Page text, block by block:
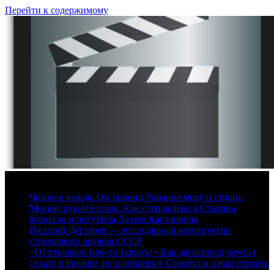
Перейти к содержимому
Человек вождя. Он привил Украине мову и строил
Москву руками зэков. Как слепая вера в Сталина
вознесла и погубила Лазаря Кагановича
Василий Дегтярев — легендарный конструктор
стрелкового оружия СССР
«От турчанок просто тащусь!» Как дагестанец мечтал
уехать в Грузию, но влюбился в Стамбул и начал строить